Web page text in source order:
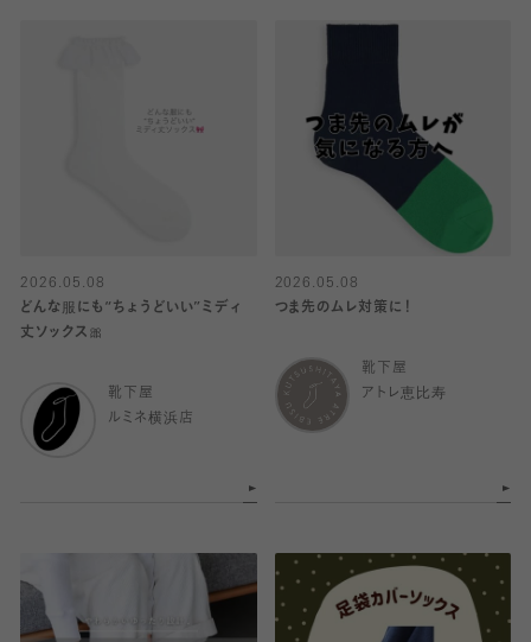
2026.05.08
どんな服にも“ちょうどいい”ミディ
丈ソックス🎀
靴下屋
ルミネ横浜店
2026.05.08
つま先のムレ対策に！
靴下屋
アトレ恵比寿